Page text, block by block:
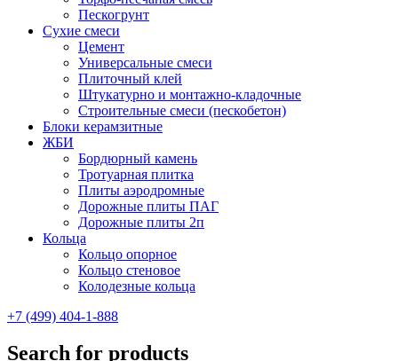
Пескогрунт
Сухие смеси
Цемент
Универсальные смеси
Плиточный клей
Штукатурно и монтажно-кладочные
Строительные смеси (пескобетон)
Блоки керамзитные
ЖБИ
Бордюрный камень
Тротуарная плитка
Плиты аэродромные
Дорожные плиты ПАГ
Дорожные плиты 2п
Кольца
Кольцо опорное
Кольцо стеновое
Колодезные кольца
+7 (499) 404-1-888
Search for products